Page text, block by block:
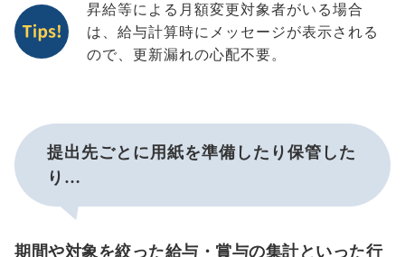
昇給等による月額変更対象者がいる場合
は、給与計算時にメッセージが表示される
ので、更新漏れの心配不要。
提出先ごとに用紙を準備したり保管した
り…
期間や対象を絞った給与・賞与の集計といった行